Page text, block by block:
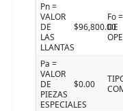
Pn =
VALOR
DE
LAS
LLANTAS
$96,800.00
Fo
DE
Pa =
VALOR
DE
PIEZAS
ESPECIALES
$0.00